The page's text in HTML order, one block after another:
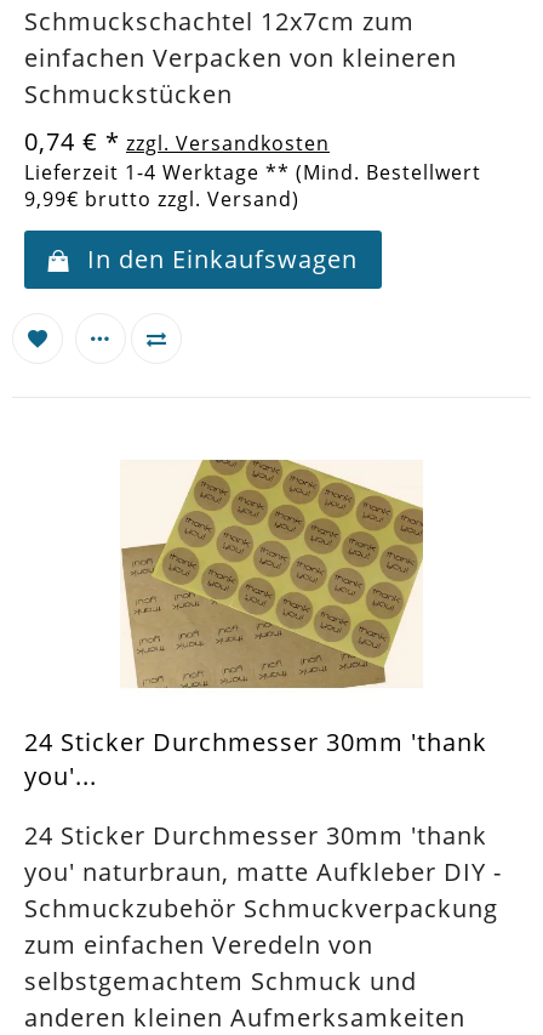
Schmuckschachtel 12x7cm zum
einfachen Verpacken von kleineren
Schmuckstücken
0,74 € * zzgl. Versandkosten
Lieferzeit 1-4 Werktage ** (Mind. Bestellwert
9,99€ brutto zzgl. Versand)
In den Einkaufswagen
24 Sticker Durchmesser 30mm 'thank
you'...
24 Sticker Durchmesser 30mm 'thank
you' naturbraun, matte Aufkleber DIY -
Schmuckzubehör Schmuckverpackung
zum einfachen Veredeln von
selbstgemachtem Schmuck und
anderen kleinen Aufmerksamkeiten